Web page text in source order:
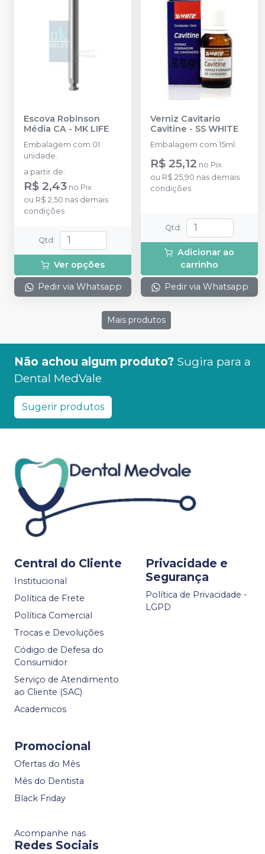
Escova Robinson
Média CA - MK LIFE
Embalagem com 01
unidade.
a partir de:
R$ 2,43 no Pix
ou R$ 2,50 nas demais
condições
Qtd :
Ver opções
Pedir via Whatsapp
Verniz Cavitario
Cavitine - SS WHITE
Embalagem com 15ml.
R$ 25,12 no Pix
ou R$ 25,90 nas demais
condições
Qtd :
Adicionar ao
carrinho
Pedir via Whatsapp
Mais produtos
Não achou algum produto? Sugira para a
Dental MedVale
Sugerir produtos
Central do Cliente
Institucional
Política de Frete
Política Comercial
Trocas e Devoluções
Código de Defesa do
Consumidor
Serviço de Atendimento
ao Cliente (SAC)
Academicos
Privacidade e
Segurança
Política de Privacidade -
LGPD
Promocional
Ofertas do Mês
Mês do Dentista
Black Friday
Acompanhe nas
Redes Sociais